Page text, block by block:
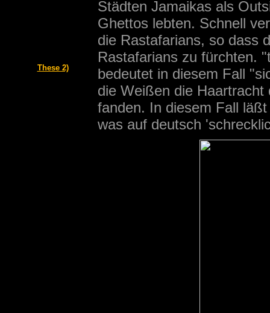
These 2)
Städten Jamaikas als
Ghettos lebten. Schnell
die Rastafarians, so dass
Rastafarians zu fürchten.
bedeutet in diesem Fall
die Weißen die
fanden. In diesem Fall
was auf deutsch